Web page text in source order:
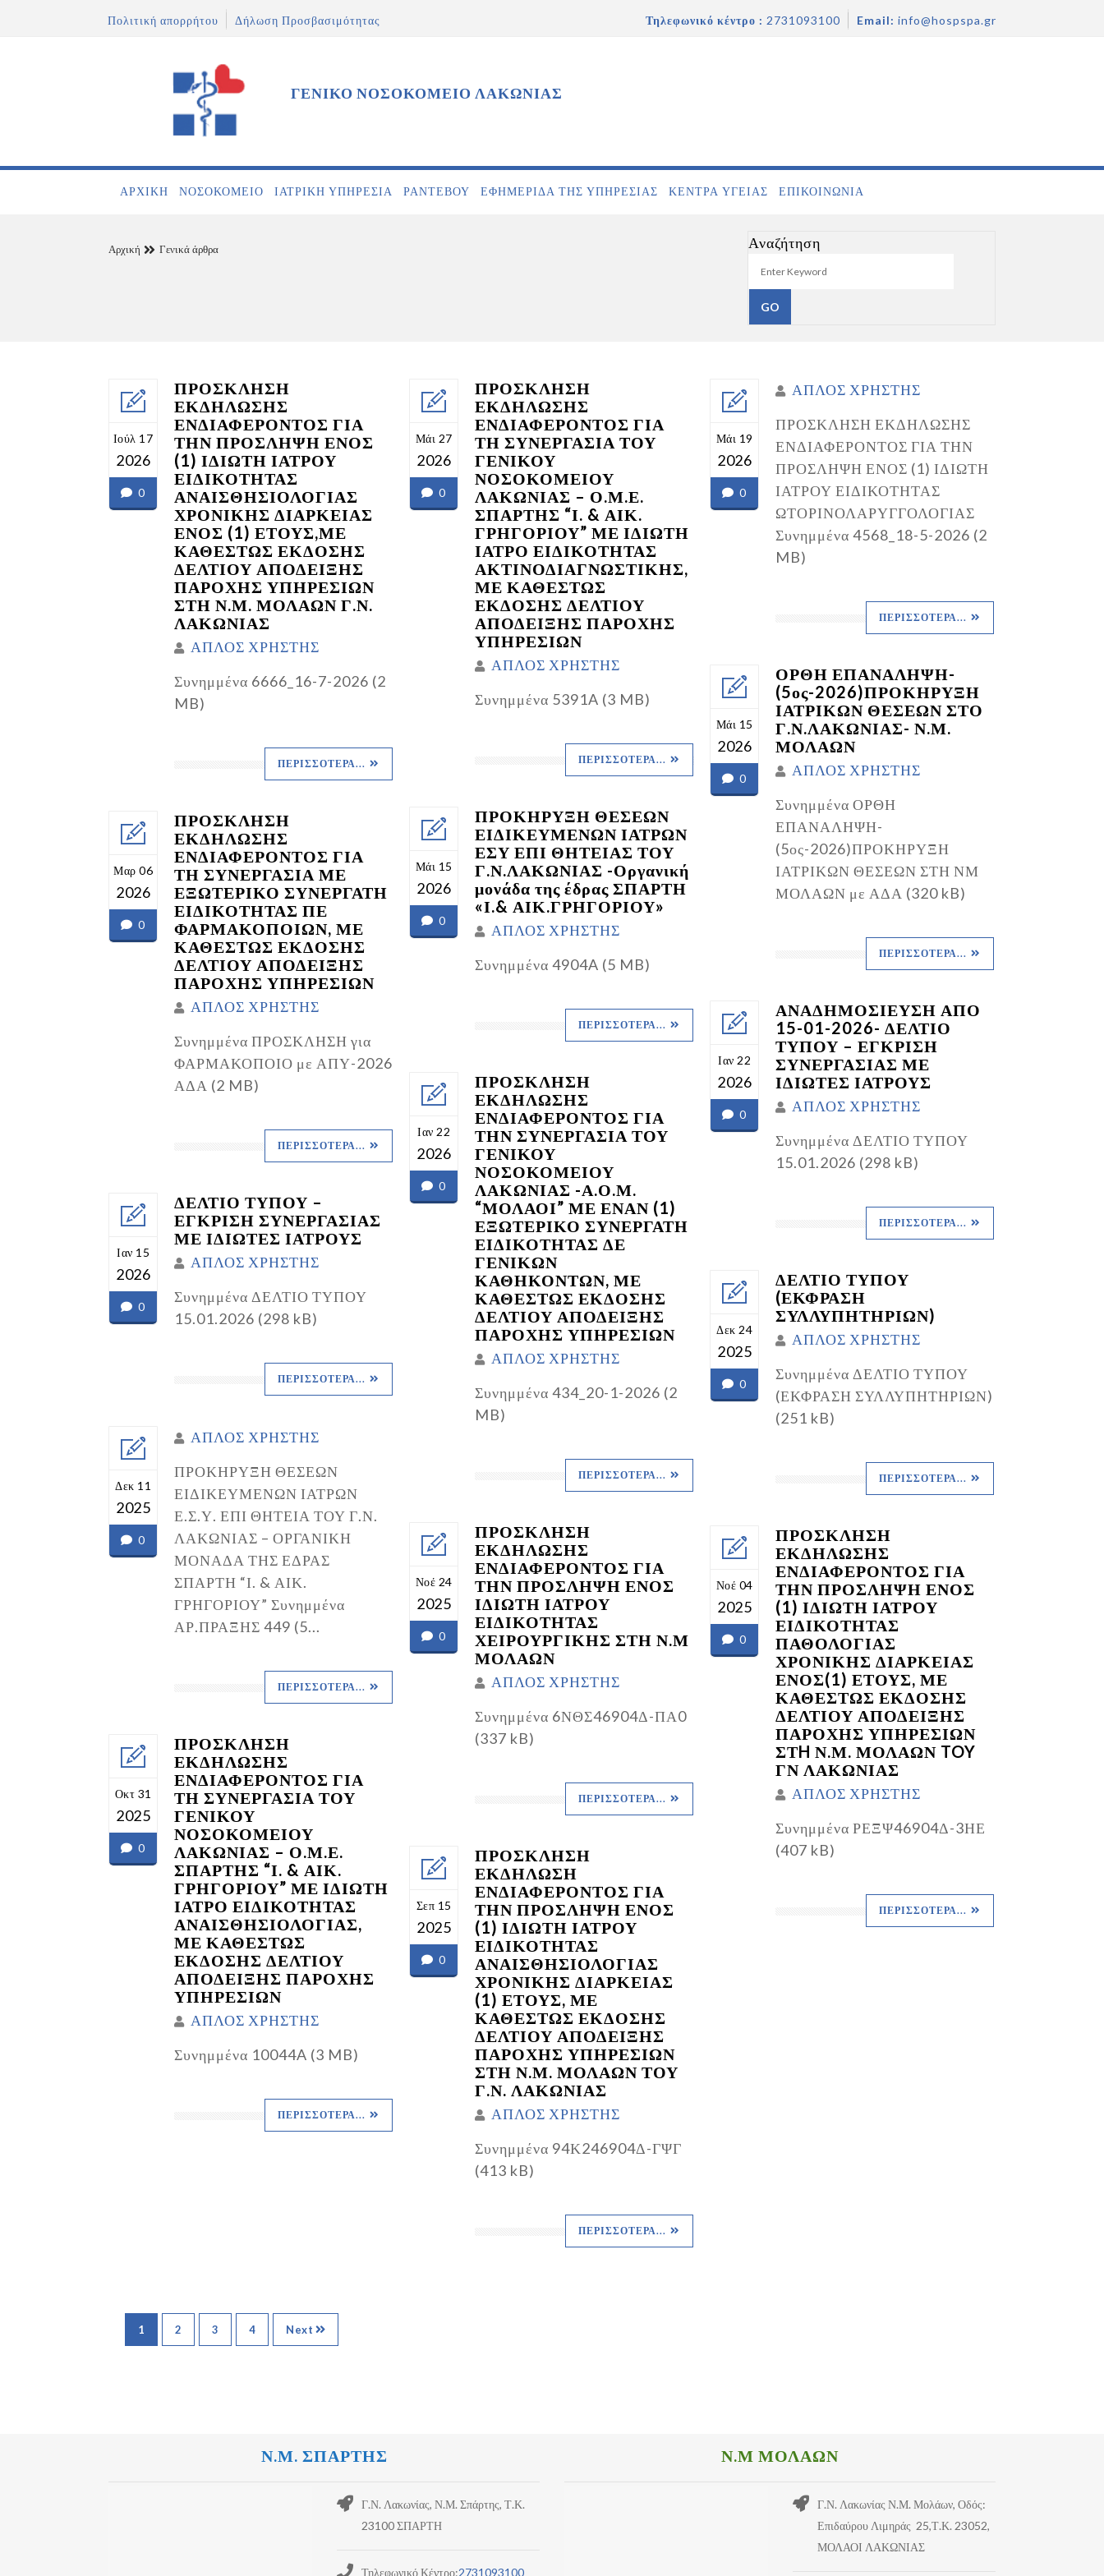
Πολιτική απορρήτου Δήλωση Προσβασιμότητας Τηλεφωνικό κέντρο : 2731093100 Email: info@hospspa.gr
ΓΕΝΙΚΟ ΝΟΣΟΚΟΜΕΙΟ ΛΑΚΩΝΙΑΣ
ΑΡΧΙΚΉ ΝΟΣΟΚΟΜΕΊΟ ΙΑΤΡΙΚΉ ΥΠΗΡΕΣΊΑ ΡΑΝΤΕΒΟΎ ΕΦΗΜΕΡΊΔΑ ΤΗΣ ΥΠΗΡΕΣΊΑΣ ΚΕΝΤΡΑ ΥΓΕΙΑΣ ΕΠΙΚΟΙΝΩΝΊΑ
Αρχική Γενικά άρθρα Αναζήτηση
Ιούλ 17
2026
0
ΠΡΟΣΚΛΗΣΗ
ΕΚΔΗΛΩΣΗΣ
ΕΝΔΙΑΦΕΡΟΝΤΟΣ ΓΙΑ
ΤΗΝ ΠΡΟΣΛΗΨΗ ΕΝΟΣ
(1) ΙΔΙΩΤΗ ΙΑΤΡΟΥ
ΕΙΔΙΚΟΤΗΤΑΣ
ΑΝΑΙΣΘΗΣΙΟΛΟΓΙΑΣ
ΧΡΟΝΙΚΗΣ ΔΙΑΡΚΕΙΑΣ
ΕΝΟΣ (1) ΕΤΟΥΣ,ΜΕ
ΚΑΘΕΣΤΩΣ ΕΚΔΟΣΗΣ
ΔΕΛΤΙΟΥ ΑΠΟΔΕΙΞΗΣ
ΠΑΡΟΧΗΣ ΥΠΗΡΕΣΙΩΝ
ΣΤΗ Ν.Μ. ΜΟΛΑΩΝ Γ.Ν.
ΛΑΚΩΝΙΑΣ
ΑΠΛΟΣ ΧΡΗΣΤΗΣ
Συνημμένα 6666_16-7-2026 (2
MB)
ΠΕΡΙΣΣΌΤΕΡΑ...
Μάι 27
2026
0
ΠΡΟΣΚΛΗΣΗ
ΕΚΔΗΛΩΣΗΣ
ΕΝΔΙΑΦΕΡΟΝΤΟΣ ΓΙΑ
ΤΗ ΣΥΝΕΡΓΑΣΙΑ ΤΟΥ
ΓΕΝΙΚΟΥ
ΝΟΣΟΚΟΜΕΙΟΥ
ΛΑΚΩΝΙΑΣ – Ο.Μ.Ε.
ΣΠΑΡΤΗΣ “Ι. & ΑΙΚ.
ΓΡΗΓΟΡΙΟΥ” ΜΕ ΙΔΙΩΤΗ
ΙΑΤΡΟ ΕΙΔΙΚΟΤΗΤΑΣ
ΑΚΤΙΝΟΔΙΑΓΝΩΣΤΙΚΗΣ,
ΜΕ ΚΑΘΕΣΤΩΣ
ΕΚΔΟΣΗΣ ΔΕΛΤΙΟΥ
ΑΠΟΔΕΙΞΗΣ ΠΑΡΟΧΗΣ
ΥΠΗΡΕΣΙΩΝ
ΑΠΛΟΣ ΧΡΗΣΤΗΣ
Συνημμένα 5391A (3 MB)
ΠΕΡΙΣΣΌΤΕΡΑ...
Μάι 19
2026
0
ΑΠΛΟΣ ΧΡΗΣΤΗΣ
ΠΡΟΣΚΛΗΣΗ ΕΚΔΗΛΩΣΗΣ
ΕΝΔΙΑΦΕΡΟΝΤΟΣ ΓΙΑ ΤΗΝ
ΠΡΟΣΛΗΨΗ ΕΝΟΣ (1) ΙΔΙΩΤΗ
ΙΑΤΡΟΥ ΕΙΔΙΚΟΤΗΤΑΣ
ΩΤΟΡΙΝΟΛΑΡΥΓΓΟΛΟΓΙΑΣ
Συνημμένα 4568_18-5-2026 (2
MB)
ΠΕΡΙΣΣΌΤΕΡΑ...
Μάι 15
2026
0
ΟΡΘΗ ΕΠΑΝΑΛΗΨΗ-
(5ος-2026)ΠΡΟΚΗΡΥΞΗ
ΙΑΤΡΙΚΩΝ ΘΕΣΕΩΝ ΣΤΟ
Γ.Ν.ΛΑΚΩΝΙΑΣ- Ν.Μ.
ΜΟΛΑΩΝ
ΑΠΛΟΣ ΧΡΗΣΤΗΣ
Συνημμένα ΟΡΘΗ
ΕΠΑΝΑΛΗΨΗ-
(5ος-2026)ΠΡΟΚΗΡΥΞΗ
ΙΑΤΡΙΚΩΝ ΘΕΣΕΩΝ ΣΤΗ ΝΜ
ΜΟΛΑΩΝ με ΑΔΑ (320 kB)
ΠΕΡΙΣΣΌΤΕΡΑ...
Μάι 15
2026
0
ΠΡΟΚΗΡΥΞΗ ΘΕΣΕΩΝ
ΕΙΔΙΚΕΥΜΕΝΩΝ ΙΑΤΡΩΝ
ΕΣΥ ΕΠΙ ΘΗΤΕΙΑΣ ΤΟΥ
Γ.Ν.ΛΑΚΩΝΙΑΣ -Οργανική
μονάδα της έδρας ΣΠΑΡΤΗ
«Ι.& ΑΙΚ.ΓΡΗΓΟΡΙΟΥ»
ΑΠΛΟΣ ΧΡΗΣΤΗΣ
Συνημμένα 4904A (5 MB)
ΠΕΡΙΣΣΌΤΕΡΑ...
Μαρ 06
2026
0
ΠΡΟΣΚΛΗΣΗ
ΕΚΔΗΛΩΣΗΣ
ΕΝΔΙΑΦΕΡΟΝΤΟΣ ΓΙΑ
ΤΗ ΣΥΝΕΡΓΑΣΙΑ ΜΕ
ΕΞΩΤΕΡΙΚΟ ΣΥΝΕΡΓΑΤΗ
ΕΙΔΙΚΟΤΗΤΑΣ ΠΕ
ΦΑΡΜΑΚΟΠΟΙΩΝ, ΜΕ
ΚΑΘΕΣΤΩΣ ΕΚΔΟΣΗΣ
ΔΕΛΤΙΟΥ ΑΠΟΔΕΙΞΗΣ
ΠΑΡΟΧΗΣ ΥΠΗΡΕΣΙΩΝ
ΑΠΛΟΣ ΧΡΗΣΤΗΣ
Συνημμένα ΠΡΟΣΚΛΗΣΗ για
ΦΑΡΜΑΚΟΠΟΙΟ με ΑΠΥ-2026
ΑΔΑ (2 MB)
ΠΕΡΙΣΣΌΤΕΡΑ...
Ιαν 22
2026
0
ΑΝΑΔΗΜΟΣΙΕΥΣΗ ΑΠΟ
15-01-2026- ΔΕΛΤΙΟ
ΤΥΠΟΥ – ΕΓΚΡΙΣΗ
ΣΥΝΕΡΓΑΣΙΑΣ ΜΕ
ΙΔΙΩΤΕΣ ΙΑΤΡΟΥΣ
ΑΠΛΟΣ ΧΡΗΣΤΗΣ
Συνημμένα ΔΕΛΤΙΟ ΤΥΠΟΥ
15.01.2026 (298 kB)
ΠΕΡΙΣΣΌΤΕΡΑ...
Ιαν 22
2026
0
ΠΡΟΣΚΛΗΣΗ
ΕΚΔΗΛΩΣΗΣ
ΕΝΔΙΑΦΕΡΟΝΤΟΣ ΓΙΑ
ΤΗΝ ΣΥΝΕΡΓΑΣΙΑ ΤΟΥ
ΓΕΝΙΚΟΥ
ΝΟΣΟΚΟΜΕΙΟΥ
ΛΑΚΩΝΙΑΣ -Α.Ο.Μ.
“ΜΟΛΑΟΙ” ΜΕ ΕΝΑΝ (1)
ΕΞΩΤΕΡΙΚΟ ΣΥΝΕΡΓΑΤΗ
ΕΙΔΙΚΟΤΗΤΑΣ ΔΕ
ΓΕΝΙΚΩΝ
ΚΑΘΗΚΟΝΤΩΝ, ΜΕ
ΚΑΘΕΣΤΩΣ ΕΚΔΟΣΗΣ
ΔΕΛΤΙΟΥ ΑΠΟΔΕΙΞΗΣ
ΠΑΡΟΧΗΣ ΥΠΗΡΕΣΙΩΝ
ΑΠΛΟΣ ΧΡΗΣΤΗΣ
Συνημμένα 434_20-1-2026 (2
MB)
ΠΕΡΙΣΣΌΤΕΡΑ...
Ιαν 15
2026
0
ΔΕΛΤΙΟ ΤΥΠΟΥ –
ΕΓΚΡΙΣΗ ΣΥΝΕΡΓΑΣΙΑΣ
ΜΕ ΙΔΙΩΤΕΣ ΙΑΤΡΟΥΣ
ΑΠΛΟΣ ΧΡΗΣΤΗΣ
Συνημμένα ΔΕΛΤΙΟ ΤΥΠΟΥ
15.01.2026 (298 kB)
ΠΕΡΙΣΣΌΤΕΡΑ...
Δεκ 24
2025
0
ΔΕΛΤΙΟ ΤΥΠΟΥ
(ΕΚΦΡΑΣΗ
ΣΥΛΛΥΠΗΤΗΡΙΩΝ)
ΑΠΛΟΣ ΧΡΗΣΤΗΣ
Συνημμένα ΔΕΛΤΙΟ ΤΥΠΟΥ
(ΕΚΦΡΑΣΗ ΣΥΛΛΥΠΗΤΗΡΙΩΝ)
(251 kB)
ΠΕΡΙΣΣΌΤΕΡΑ...
Δεκ 11
2025
0
ΑΠΛΟΣ ΧΡΗΣΤΗΣ
ΠΡΟΚΗΡΥΞΗ ΘΕΣΕΩΝ
ΕΙΔΙΚΕΥΜΕΝΩΝ ΙΑΤΡΩΝ
Ε.Σ.Υ. ΕΠΙ ΘΗΤΕΙΑ ΤΟΥ Γ.Ν.
ΛΑΚΩΝΙΑΣ – ΟΡΓΑΝΙΚΗ
ΜΟΝΑΔΑ ΤΗΣ ΕΔΡΑΣ
ΣΠΑΡΤΗ “Ι. & ΑΙΚ.
ΓΡΗΓΟΡΙΟΥ” Συνημμένα
ΑΡ.ΠΡΑΞΗΣ 449 (5...
ΠΕΡΙΣΣΌΤΕΡΑ...
Νοέ 24
2025
0
ΠΡΟΣΚΛΗΣΗ
ΕΚΔΗΛΩΣΗΣ
ΕΝΔΙΑΦΕΡΟΝΤΟΣ ΓΙΑ
ΤΗΝ ΠΡΟΣΛΗΨΗ ΕΝΟΣ
ΙΔΙΩΤΗ ΙΑΤΡΟΥ
ΕΙΔΙΚΟΤΗΤΑΣ
ΧΕΙΡΟΥΡΓΙΚΗΣ ΣΤΗ Ν.Μ
ΜΟΛΑΩΝ
ΑΠΛΟΣ ΧΡΗΣΤΗΣ
Συνημμένα 6ΝΘΣ46904Δ-ΠΑ0
(337 kB)
ΠΕΡΙΣΣΌΤΕΡΑ...
Νοέ 04
2025
0
ΠΡΟΣΚΛΗΣΗ
ΕΚΔΗΛΩΣΗΣ
ΕΝΔΙΑΦΕΡΟΝΤΟΣ ΓΙΑ
ΤΗΝ ΠΡΟΣΛΗΨΗ ΕΝΟΣ
(1) ΙΔΙΩΤΗ ΙΑΤΡΟΥ
ΕΙΔΙΚΟΤΗΤΑΣ
ΠΑΘΟΛΟΓΙΑΣ
ΧΡΟΝΙΚΗΣ ΔΙΑΡΚΕΙΑΣ
ΕΝΟΣ(1) ΕΤΟΥΣ, ΜΕ
ΚΑΘΕΣΤΩΣ ΕΚΔΟΣΗΣ
ΔΕΛΤΙΟΥ ΑΠΟΔΕΙΞΗΣ
ΠΑΡΟΧΗΣ ΥΠΗΡΕΣΙΩΝ
ΣΤH Ν.Μ. ΜΟΛΑΩΝ TOY
ΓΝ ΛΑΚΩΝΙΑΣ
ΑΠΛΟΣ ΧΡΗΣΤΗΣ
Συνημμένα ΡΕΞΨ46904Δ-3ΗΕ
(407 kB)
ΠΕΡΙΣΣΌΤΕΡΑ...
Οκτ 31
2025
0
ΠΡΟΣΚΛΗΣΗ
ΕΚΔΗΛΩΣΗΣ
ΕΝΔΙΑΦΕΡΟΝΤΟΣ ΓΙΑ
ΤΗ ΣΥΝΕΡΓΑΣΙΑ ΤΟΥ
ΓΕΝΙΚΟΥ
ΝΟΣΟΚΟΜΕΙΟΥ
ΛΑΚΩΝΙΑΣ – Ο.Μ.Ε.
ΣΠΑΡΤΗΣ “Ι. & ΑΙΚ.
ΓΡΗΓΟΡΙΟΥ” ΜΕ ΙΔΙΩΤΗ
ΙΑΤΡΟ ΕΙΔΙΚΟΤΗΤΑΣ
ΑΝΑΙΣΘΗΣΙΟΛΟΓΙΑΣ,
ΜΕ ΚΑΘΕΣΤΩΣ
ΕΚΔΟΣΗΣ ΔΕΛΤΙΟΥ
ΑΠΟΔΕΙΞΗΣ ΠΑΡΟΧΗΣ
ΥΠΗΡΕΣΙΩΝ
ΑΠΛΟΣ ΧΡΗΣΤΗΣ
Συνημμένα 10044A (3 MB)
ΠΕΡΙΣΣΌΤΕΡΑ...
Σεπ 15
2025
0
ΠΡΟΣΚΛΗΣΗ
ΕΚΔΗΛΩΣΗ
ΕΝΔΙΑΦΕΡΟΝΤΟΣ ΓΙΑ
ΤΗΝ ΠΡΟΣΛΗΨΗ ΕΝΟΣ
(1) ΙΔΙΩΤΗ ΙΑΤΡΟΥ
ΕΙΔΙΚΟΤΗΤΑΣ
ΑΝΑΙΣΘΗΣΙΟΛΟΓΙΑΣ
ΧΡΟΝΙΚΗΣ ΔΙΑΡΚΕΙΑΣ
(1) ΕΤΟΥΣ, ΜΕ
ΚΑΘΕΣΤΩΣ ΕΚΔΟΣΗΣ
ΔΕΛΤΙΟΥ ΑΠΟΔΕΙΞΗΣ
ΠΑΡΟΧΗΣ ΥΠΗΡΕΣΙΩΝ
ΣΤΗ Ν.Μ. ΜΟΛΑΩΝ ΤΟΥ
Γ.Ν. ΛΑΚΩΝΙΑΣ
ΑΠΛΟΣ ΧΡΗΣΤΗΣ
Συνημμένα 94Κ246904Δ-ΓΨΓ
(413 kB)
ΠΕΡΙΣΣΌΤΕΡΑ...
1 2 3 4 Next
Ν.Μ. ΣΠΑΡΤΗΣ Ν.Μ ΜΟΛΑΩΝ
Γ.Ν. Λακωνίας, Ν.Μ. Σπάρτης, Τ.Κ.
23100 ΣΠΑΡΤΗ
Τηλεφωνικό Κέντρο:2731093100
Γ.Ν. Λακωνίας Ν.Μ. Μολάων, Οδός:
Επιδαύρου Λιμηράς 25,Τ.Κ. 23052,
ΜΟΛΑΟΙ ΛΑΚΩΝΙΑΣ